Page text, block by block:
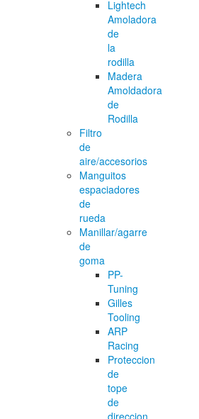
Lightech
Amoladora
de
la
rodilla
Madera
Amoldadora
de
Rodilla
Filtro
de
aire/accesorios
Manguitos
espaciadores
de
rueda
Manillar/agarre
de
goma
PP-
Tuning
Gilles
Tooling
ARP
Racing
Proteccion
de
tope
de
direccion